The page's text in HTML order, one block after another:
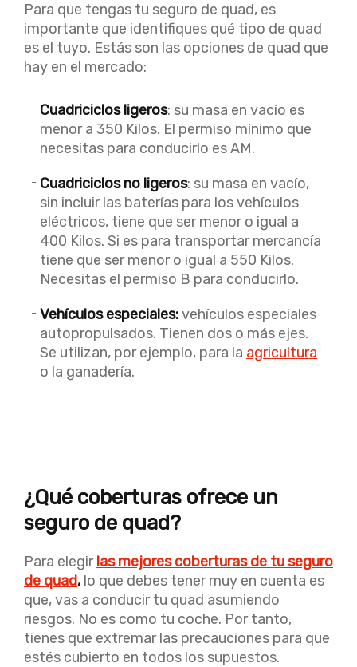
Para que tengas tu seguro de quad, es
importante que identifiques qué tipo de quad
es el tuyo. Estás son las opciones de quad que
hay en el mercado:
Cuadriciclos ligeros: su masa en vacío es
menor a 350 Kilos. El permiso mínimo que
necesitas para conducirlo es AM.
Cuadriciclos no ligeros: su masa en vacío,
sin incluir las baterías para los vehículos
eléctricos, tiene que ser menor o igual a
400 Kilos. Si es para transportar mercancía
tiene que ser menor o igual a 550 Kilos.
Necesitas el permiso B para conducirlo.
Vehículos especiales:vehículos especiales
autopropulsados. Tienen dos o más ejes.
Se utilizan, por ejemplo, para la agricultura
o la ganadería.
¿Qué coberturas ofrece un
seguro de quad?
Para elegirlas mejores coberturas de tu seguro
de quad, lo que debes tener muy en cuenta es
que, vas a conducir tu quad asumiendo
riesgos. No es como tu coche. Por tanto,
tienes que extremar las precauciones para que
estés cubierto en todos los supuestos.